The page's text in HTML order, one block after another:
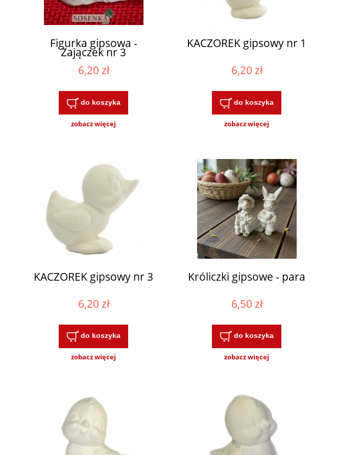
Figurka gipsowa -
Zajączek nr 3
6,20 zł
do koszyka
zobacz więcej
KACZOREK gipsowy nr 1
6,20 zł
do koszyka
zobacz więcej
KACZOREK gipsowy nr 3
6,20 zł
do koszyka
zobacz więcej
Króliczki gipsowe - para
6,50 zł
do koszyka
zobacz więcej